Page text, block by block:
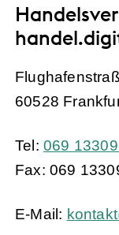
60528
Tel: 069
Fax: 069
E-Mail: k nt kt